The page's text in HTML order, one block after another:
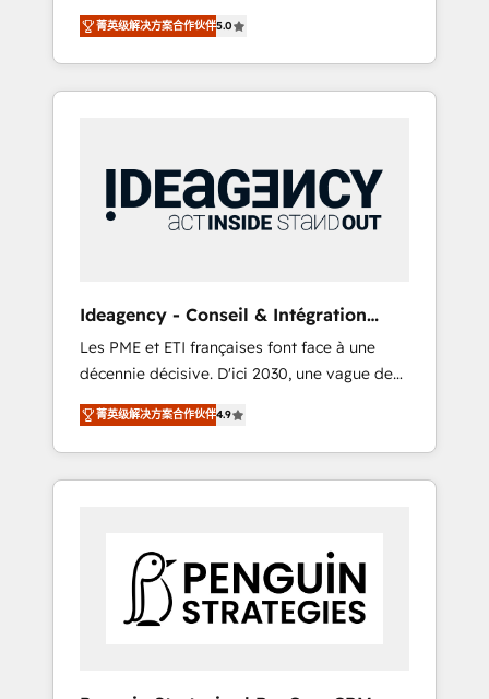
opportunités d'affaires ➤ La mise en place
de stratégies d'acquisition marketing (SEO,
SEA, inbound, automatisation marketing,
ABM, IA, emailing) Informations clés : - 10 ans
certifications HubSpot cumulées
teams. We build multi-hub solutions and
orchestrate operations across your entire
tech stack. Aptitude 8 is trusted by top
brands such as Lenovo, Bluetooth,
Association, Randstad, Uber Freight, and
HubSpot itself. We have the largest technical
consulting team of any HubSpot partner and
extensibility. When you work with Aptitude 8,
you get a team – not an individual – with
embedded consulting, strategy,
development, and project management. We
have 100% US-based, FTE team members.
We offer project-based and managed
services engagements that include new
extensibility, custom development, and
ongoing RevOps support.
菁英级解决方案合作伙伴5.0
Ideagency - Conseil & Intégration
HubSpot
Les PME et ETI françaises font face à une
décennie décisive. D'ici 2030, une vague de
consolidation va recomposer le marché.
Seules survivront les entreprises qui auront
réussi leur transformation. Le problème ?
58% des dirigeants savent que l'IA est vitale
leurs données. C'est le paradoxe français :
conscience totale, action nulle. La solution
s'appelle l'Entreprise Augmentée. Ce n'est pas
菁英级解决方案合作伙伴4.9